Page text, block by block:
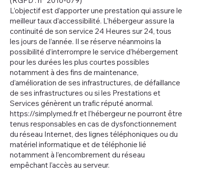
L’objectif est d’apporter une prestation qui assure le
meilleur taux d’accessibilité. L’hébergeur assure la
continuité de son service 24 Heures sur 24, tous
les jours de l’année. Il se réserve néanmoins la
possibilité d’interrompre le service d’hébergement
pour les durées les plus courtes possibles
notamment à des fins de maintenance,
d’amélioration de ses infrastructures, de défaillance
de ses infrastructures ou si les Prestations et
Services génèrent un trafic réputé anormal.
https://simplymed.fret l’hébergeur ne pourront être
tenus responsables en cas de dysfonctionnement
du réseau Internet, des lignes téléphoniques ou du
matériel informatique et de téléphonie lié
notamment à l’encombrement du réseau
empêchant l’accès au serveur.